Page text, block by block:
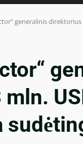
generalinis